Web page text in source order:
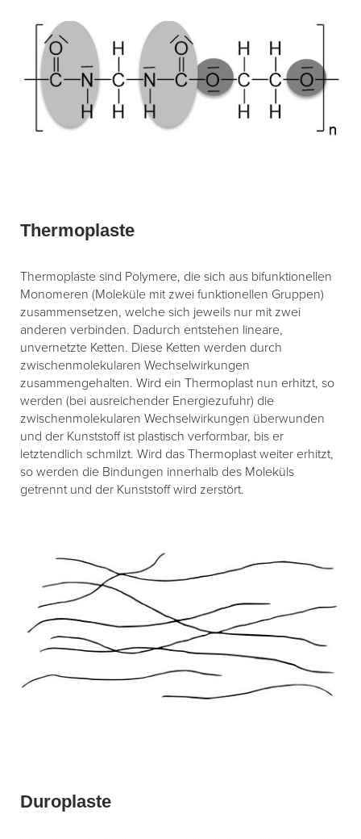
Thermoplaste
Thermoplaste sind Polymere, die sich aus bifunktionellen
Monomeren (Moleküle mit zwei funktionellen Gruppen)
zusammensetzen, welche sich jeweils nur mit zwei
anderen verbinden. Dadurch entstehen lineare,
unvernetzte Ketten. Diese Ketten werden durch
zwischenmolekularen Wechselwirkungen
zusammengehalten. Wird ein Thermoplast nun erhitzt, so
werden (bei ausreichender Energiezufuhr) die
zwischenmolekularen Wechselwirkungen überwunden
und der Kunststoff ist plastisch verformbar, bis er
letztendlich schmilzt. Wird das Thermoplast weiter erhitzt,
so werden die Bindungen innerhalb des Moleküls
getrennt und der Kunststoff wird zerstört.
Duroplaste